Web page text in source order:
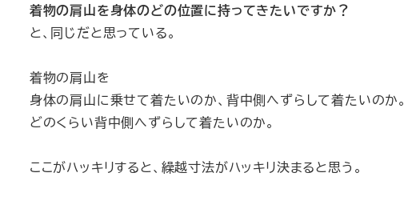
着物の肩山を身体のどの位置に持ってきたいですか？
と、同じだと思っている。
着物の肩山を
身体の肩山に乗せて着たいのか、背中側へずらして着たいのか。
どのくらい背中側へずらして着たいのか。
ここがハッキリすると、繰越寸法がハッキリ決まると思う。